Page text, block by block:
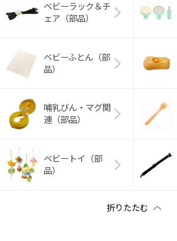
ベビーラック＆チ
ェア（部品）
ベビーふとん（部
品）
哺乳びん・マグ関
連（部品）
ベビートイ（部
品）